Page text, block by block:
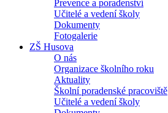
Prevence a poradenství
Učitelé a vedení školy
Dokumenty
Fotogalerie
ZŠ Husova
O nás
Organizace školního roku
Aktuality
Školní poradenské pracoviště
Učitelé a vedení školy